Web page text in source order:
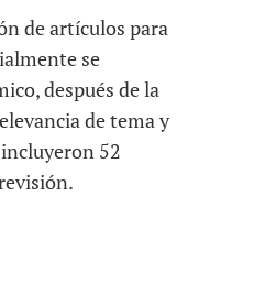
de artículos para
se
después de la
de tema y
52